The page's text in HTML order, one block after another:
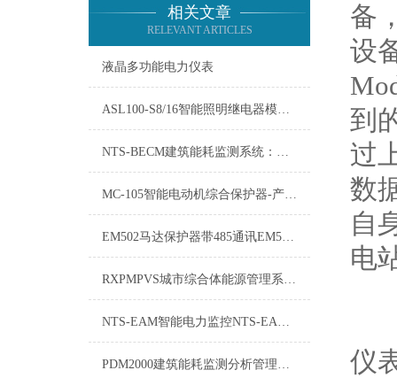
相关文章
RELEVANT ARTICLES
液晶多功能电力仪表
ASL100-S8/16智能照明继电器模块-规格示例
NTS-BECM建筑能耗监测系统：推动绿色建筑与可持续发展的重要工具
MC-105智能电动机综合保护器-产品介绍
EM502马达保护器带485通讯EM502项目介绍
RXPMPVS城市综合体能源管理系统探讨
NTS-EAM智能电力监控NTS-EAM解决方案
PDM2000建筑能耗监测分析管理系统：智能建筑能源管理的核心驱动力
备
设
到
过
数
自
电
仪